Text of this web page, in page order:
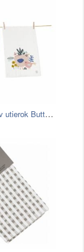
Súprava 2 kusov utierok Butter Kings z…